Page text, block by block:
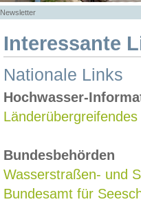
Newsletter
Interessante
Nationale Links
Hochwasser-
Bundesbehörden
Wasserstraßen- und
Bundesamt für